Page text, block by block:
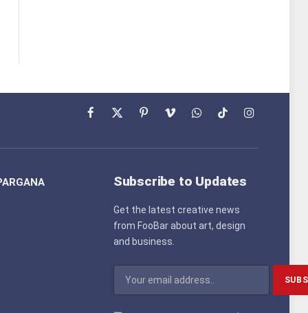
Facebook
X
PinterestVimeoWhatsAppTikTokInstagram
Subscribe to Updates
Get the latest creative news
from FooBar about art, design
and business.